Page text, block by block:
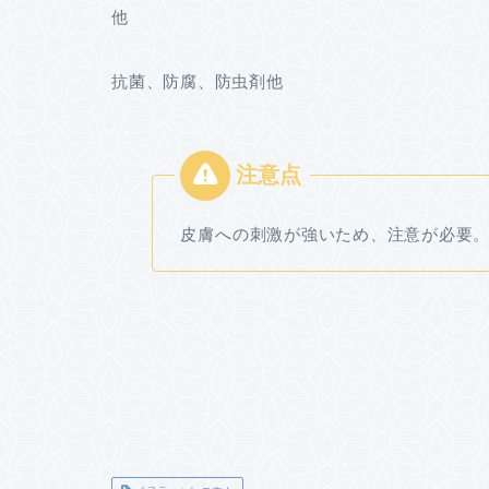
他
抗菌、防腐、防虫剤他
皮膚への刺激が強いため、注意が必要